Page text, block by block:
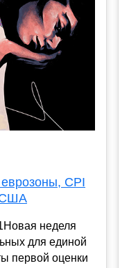
CPI
США
неделя
для единой
первой оценки